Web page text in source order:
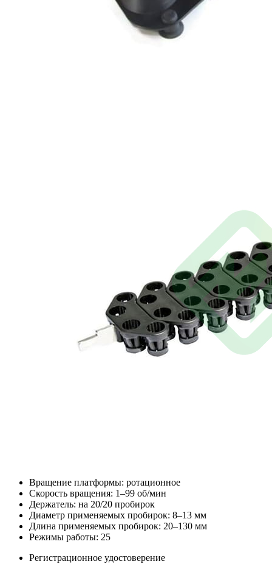
Вращение платформы: ротационное
Скорость вращения: 1–99 об/мин
Держатель: на 20/20 пробирок
Диаметр применяемых пробирок: 8–13 мм
Длина применяемых пробирок: 20–130 мм
Режимы работы: 25
Регистрационное удостоверение